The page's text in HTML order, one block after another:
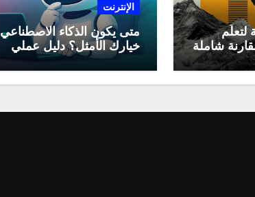
لتعلّم
شاملة
الإنترنت
متى يكون الذكاء الاصطناعي
خيارك الأمثل؟ دليل عملي
لاستخدامه في العمل اليومي